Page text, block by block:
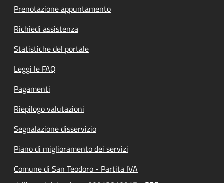
Prenotazione appuntamento
Richiedi assistenza
Statistiche del portale
Leggi le FAQ
Pagamenti
Riepilogo valutazioni
Segnalazione disservizio
Piano di miglioramento dei servizi
Comune di San Teodoro - Partita IVA